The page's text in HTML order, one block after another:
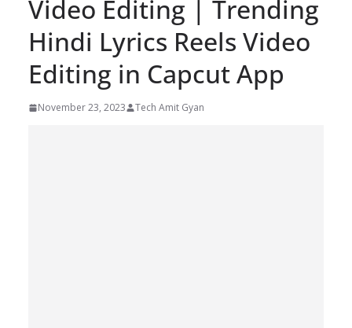
Video Editing | Trending
Hindi Lyrics Reels Video
Editing in Capcut App
November 23, 2023 Tech Amit Gyan